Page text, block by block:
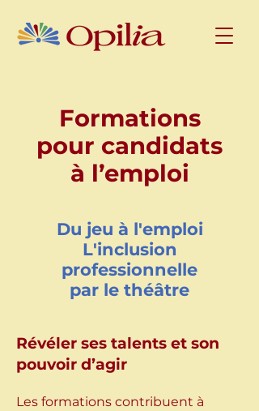
Formations
pour candidats
à l’emploi
Du jeu à l'emploi
L'inclusion
professionnelle
par le théâtre
Révéler ses talents et son
pouvoir d’agir
Les formations contribuent à